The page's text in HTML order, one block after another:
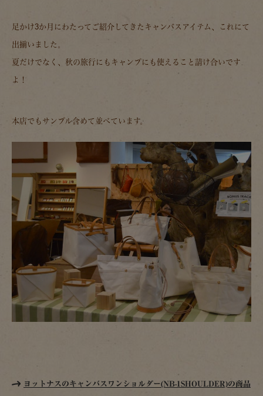
足かけ3か月にわたってご紹介してきたキャンバスアイテム、これにて
出揃いました。
夏だけでなく、秋の旅行にもキャンプにも使えること請け合いです
よ！
本店でもサンプル含めて並べています。
ヨットナスのキャンバスワンショルダー(NB-1SHOULDER)の商品